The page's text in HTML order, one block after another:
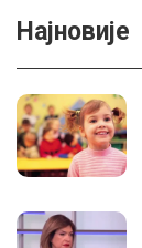
Најновије